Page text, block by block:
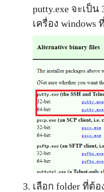
putty.exe จะเป็
เครื่อง windows
เลือก folder ที่ต้อ